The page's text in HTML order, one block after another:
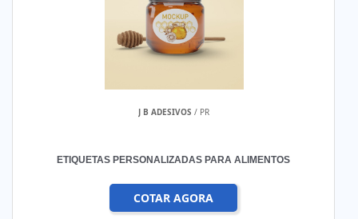
J B ADESIVOS / PR
ETIQUETAS PERSONALIZADAS PARA ALIMENTOS
COTAR AGORA